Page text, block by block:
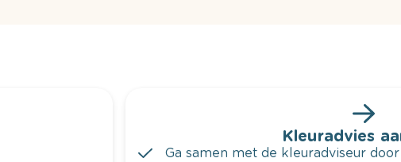
Kleuradvies
Ga samen met de kleuradviseur